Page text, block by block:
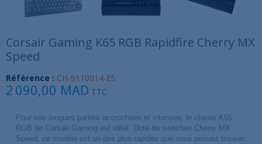
Corsair Gaming K65 RGB Rapidfire Cherry MX
Speed
Référence : CH-9110014-ES
2 090,00 MAD TTC
Pour vos longues parties accrochées et intenses, le clavier K65
RGB de Corsair Gaming est idéal. Doté de switches Cherry MX
Speed, ce modèle est un des plus rapides que vous pouvez trouver.